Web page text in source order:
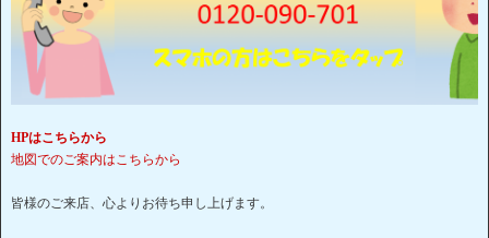
HPはこちらから
地図でのご案内はこちらから
皆様のご来店、心よりお待ち申し上げます。